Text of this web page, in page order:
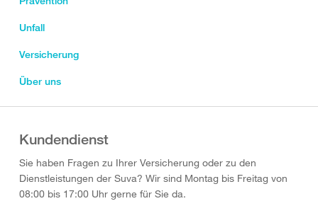
Unfall
Versicherung
Über uns
Kundendienst
Sie haben Fragen zu Ihrer Versicherung oder zu den
Dienstleistungen der Suva? Wir sind Montag bis Freitag von
08:00 bis 17:00 Uhr gerne für Sie da.